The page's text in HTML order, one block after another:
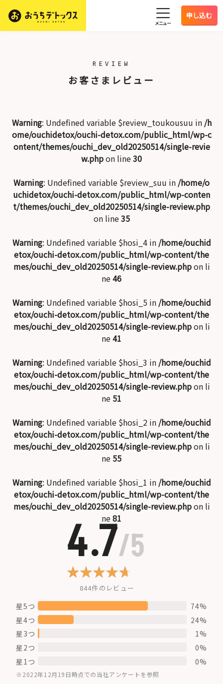
メニュー
申し込む
REVIEW
お客さまレビュー
Warning: Undefined variable $review_toukousuu in /h
ome/ouchidetox/ouchi-detox.com/public_html/wp-c
ontent/themes/ouchi_dev_old20250514/single-revie
w.phpon line30
Warning: Undefined variable $review_suu in /home/o
uchidetox/ouchi-detox.com/public_html/wp-conten
t/themes/ouchi_dev_old20250514/single-review.php
on line35
Warning: Undefined variable $hosi_4 in /home/ouchid
etox/ouchi-detox.com/public_html/wp-content/the
mes/ouchi_dev_old20250514/single-review.phpon li
ne46
Warning: Undefined variable $hosi_5 in /home/ouchid
etox/ouchi-detox.com/public_html/wp-content/the
mes/ouchi_dev_old20250514/single-review.phpon li
ne41
Warning: Undefined variable $hosi_3 in /home/ouchid
etox/ouchi-detox.com/public_html/wp-content/the
mes/ouchi_dev_old20250514/single-review.phpon li
ne 51
Warning: Undefined variable $hosi_2 in /home/ouchid
etox/ouchi-detox.com/public_html/wp-content/the
mes/ouchi_dev_old20250514/single-review.phpon li
ne 55
Warning: Undefined variable $hosi_1 in /home/ouchid
etox/ouchi-detox.com/public_html/wp-content/the
mes/ouchi_dev_old20250514/single-review.phpon li
ne81
4.7/5
844件のレビュー
星5つ
74%
星4つ
24%
星3つ
1%
星2つ
0%
星1つ
0%
※2022年12月19日時点での当社アンケートを参照